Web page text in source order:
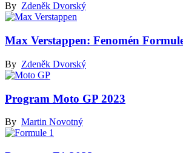
By Zdeněk Dvorský
Max Verstappen: Fenomén
By Zdeněk Dvorský
Program Moto GP 2023
By Martin Novotný